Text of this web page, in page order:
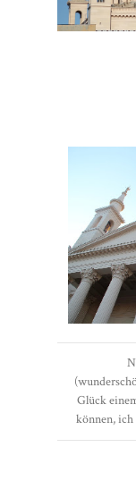
Glück
können, ich